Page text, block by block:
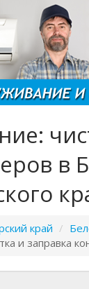
в
край /
и заправка